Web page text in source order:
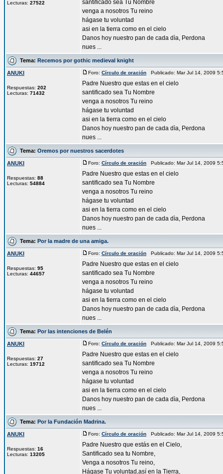
Lecturas: 27522
santificado sea Tu Nombre
venga a nosotros Tu reino
hágase tu voluntad
asi en la tierra como en el cielo
Danos hoy nuestro pan de cada dìa, Perdona
nues ...
Tema: Recemos por gothic medieval knight
ANUKI
Respuestas: 202
Lecturas: 71432
Foro: Círculo de oración Publicado: Mar Jul 14, 2009
Padre Nuestro que estas en el cielo
santificado sea Tu Nombre
venga a nosotros Tu reino
hágase tu voluntad
asi en la tierra como en el cielo
Danos hoy nuestro pan de cada dìa, Perdona
nues ...
Tema: Oremos por nuestros sacerdotes
ANUKI
Respuestas: 88
Lecturas: 54884
Foro: Círculo de oración Publicado: Mar Jul 14, 2009
Padre Nuestro que estas en el cielo
santificado sea Tu Nombre
venga a nosotros Tu reino
hágase tu voluntad
asi en la tierra como en el cielo
Danos hoy nuestro pan de cada dìa, Perdona
nues ...
Tema: Por la madre de una amiga.
ANUKI
Respuestas: 95
Lecturas: 44657
Foro: Círculo de oración Publicado: Mar Jul 14, 2009
Padre Nuestro que estas en el cielo
santificado sea Tu Nombre
venga a nosotros Tu reino
hágase tu voluntad
asi en la tierra como en el cielo
Danos hoy nuestro pan de cada dìa, Perdona
nues ...
Tema: Por las intenciones de Belén
ANUKI
Respuestas: 27
Lecturas: 19712
Foro: Círculo de oración Publicado: Mar Jul 14, 2009
Padre Nuestro que estas en el cielo
santificado sea Tu Nombre
venga a nosotros Tu reino
hágase tu voluntad
asi en la tierra como en el cielo
Danos hoy nuestro pan de cada dìa, Perdona
nues ...
Tema: Por la Fundación Madrina.
ANUKI
Respuestas: 16
Lecturas: 13205
Foro: Círculo de oración Publicado: Mar Jul 14, 2009
Padre Nuestro que estás en el Cielo,
Santificado sea tu Nombre,
Venga a nosotros Tu reino,
Hágase Tu voluntad,así en la Tierra,